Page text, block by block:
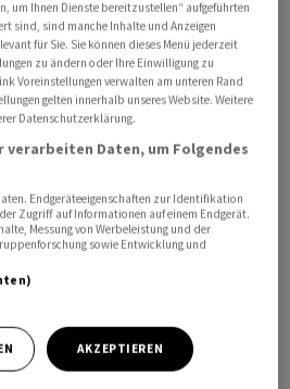
Franken schwer
ein Portfolio im Wert
Franken, bestehend aus 47
in der Schweiz. Dabei
die Infrastruktur für die
der Mieter, ist aber
Betrieb beteiligt.
um Ihnen Dienste bereitzustellen“ aufgeführten
sind, sind manche Inhalte und Anzeigen
für Sie. Sie können dieses Menü jederzeit
zu ändern oder Ihre Einwilligung zu
Voreinstellungen verwalten am unteren Rand
gelten innerhalb unseres Website. Weitere
Datenschutzerklärung.
verarbeiten Daten, um Folgendes
Endgeräteeigenschaften zur Identifikation
Zugriff auf Informationen auf einem Endgerät.
Messung von Werbeleistung und der
sowie Entwicklung und
AKZEPTIEREN